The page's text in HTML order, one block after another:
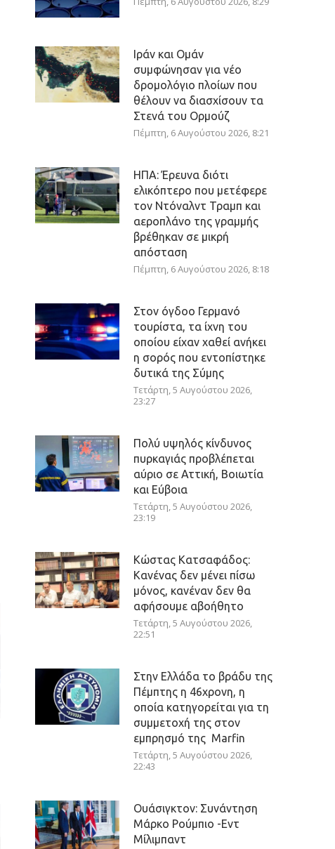
Ιράν και Ομάν
συμφώνησαν για νέο
δρομολόγιο πλοίων που
θέλουν να διασχίσουν τα
Στενά του Ορμούζ
Πέμπτη, 6 Αυγούστου 2026, 8:21
ΗΠΑ: Έρευνα διότι
ελικόπτερο που μετέφερε
τον Ντόναλντ Τραμπ και
αεροπλάνο της γραμμής
βρέθηκαν σε μικρή
απόσταση
Πέμπτη, 6 Αυγούστου 2026, 8:18
Στον όγδοο Γερμανό
τουρίστα, τα ίχνη του
οποίου είχαν χαθεί ανήκει
η σορός που εντοπίστηκε
δυτικά της Σύμης
Τετάρτη, 5 Αυγούστου 2026,
23:27
Πολύ υψηλός κίνδυνος
πυρκαγιάς προβλέπεται
αύριο σε Αττική, Βοιωτία
και Εύβοια
Τετάρτη, 5 Αυγούστου 2026,
23:19
Κώστας Κατσαφάδος:
Κανένας δεν μένει πίσω
μόνος, κανέναν δεν θα
αφήσουμε αβοήθητο
Τετάρτη, 5 Αυγούστου 2026,
22:51
Στην Ελλάδα το βράδυ της
Πέμπτης η 46χρονη, η
οποία κατηγορείται για τη
συμμετοχή της στον
εμπρησμό της Marfin
Τετάρτη, 5 Αυγούστου 2026,
22:43
Ουάσιγκτον: Συνάντηση
Μάρκο Ρούμπιο -Εντ
Μίλιμπαντ